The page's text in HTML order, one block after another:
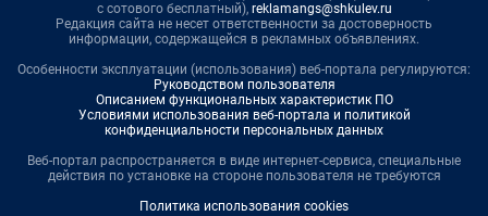
с сотового бесплатный), reklamangs@shkulev.ru
Редакция сайта не несет ответственности за достоверность
информации, содержащейся в рекламных объявлениях.
Особенности эксплуатации (использования) веб-портала регулируются:
Руководством пользователя
Описанием функциональных характеристик ПО
Условиями использования веб-портала и политикой
конфиденциальности персональных данных
Веб-портал распространяется в виде интернет-сервиса, специальные
действия по установке на стороне пользователя не требуются
Политика использования cookies